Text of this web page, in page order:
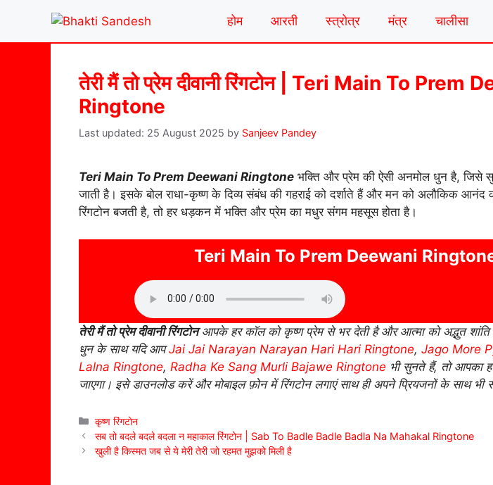
content
होम आरती स्त्रोत्र मंत्र चालीसा
तेरी मैं तो प्रेम दीवानी रिंगटोन | Teri Main To Prem
Ringtone
25 August 2025 by Sanjeev Pandey
Teri Main To Prem Deewani Ringtone भक्ति और प्रेम की ऐसी अनमोल धुन है, जिसे
जाती है। इसके बोल राधा-कृष्ण के दिव्य संबंध की गहराई को दर्शाते हैं और मन को अलौकिक
रिंगटोन बजती है, तो हर धड़कन में भक्ति और प्रेम का मधुर संगम महसूस होता है।
Teri Main To Prem Deewani
तेरी मैं तो प्रेम दीवानी रिंगटोनआपके हर कॉल को कृष्ण प्रेम से भर देती है और आत्मा को अद्भुत
धुन के साथ यदि आपJai Jai Narayan Narayan Hari Hari Ringtone, Jago More
Lalna Ringtone, Radha Ke Sang Murli Bajawe Ringtone भी सुनते हैं, तो आपका
जाएगा। इसे डाउनलोड करें और मोबाइल फ़ोन में रिंगटोन लगाएं साथ ही अपने प्रियजनों के साथ भी
Categories
कृष्ण रिंगटोन
सब तो बदले बदले बदला न महाकाल रिंगटोन | Sab To Badle Badle Badla Na Mahakal Ringtone
खुली है किस्मत जब से ये मेरी तेरी जो रहमत मुझको मिली है